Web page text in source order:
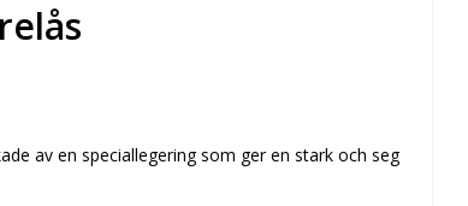
av en speciallegering som ger en stark och seg